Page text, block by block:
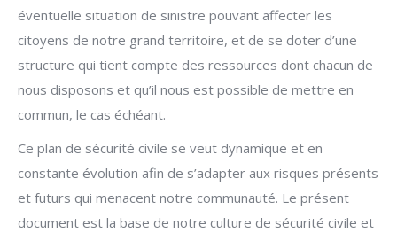
éventuelle situation de sinistre pouvant affecter les
citoyens de notre grand territoire, et de se doter d’une
structure qui tient compte des ressources dont chacun de
nous disposons et qu’il nous est possible de mettre en
commun, le cas échéant.
Ce plan de sécurité civile se veut dynamique et en
constante évolution afin de s’adapter aux risques présents
et futurs qui menacent notre communauté. Le présent
document est la base de notre culture de sécurité civile et